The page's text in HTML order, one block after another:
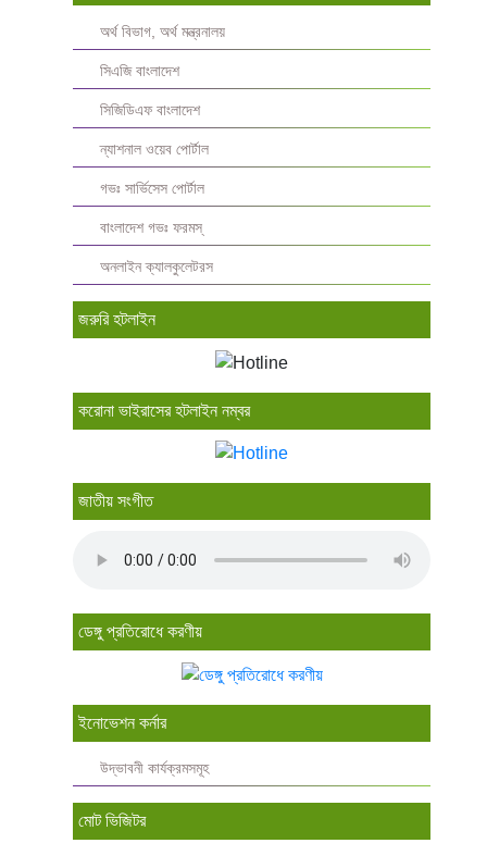
অর্থ বিভাগ, অর্থ মন্ত্রনালয়
সিএজি বাংলাদেশ
সিজিডিএফ বাংলাদেশ
ন্যাশনাল ওয়েব পোর্টাল
গভঃ সার্ভিসেস পোর্টাল
বাংলাদেশ গভঃ ফরমস্‌
অনলাইন ক্যালকুলেটরস
জরুরি হটলাইন
করোনা ভাইরাসের হটলাইন নম্বর
জাতীয় সংগীত
ডেঙ্গু প্রতিরোধে করণীয়
ইনোভেশন কর্নার
উদ্ভাবনী কার্যক্রমসমূহ
মোট ভিজিটর